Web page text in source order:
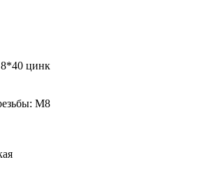
цинк
М8